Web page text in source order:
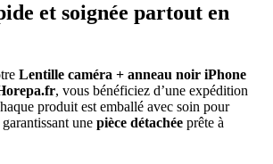
et soignée partout en
Lentille caméra + anneau noir iPhone
, vous bénéficiez d’une expédition
produit est emballé avec soin pour
une pièce détachée prête à